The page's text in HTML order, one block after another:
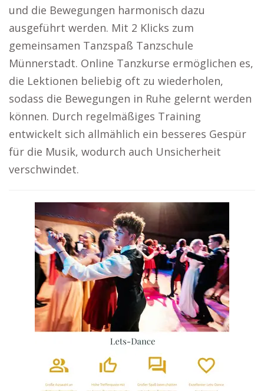
und die Bewegungen harmonisch dazu
ausgeführt werden. Mit 2 Klicks zum
gemeinsamen Tanzspaß Tanzschule
Münnerstadt. Online Tanzkurse ermöglichen es,
die Lektionen beliebig oft zu wiederholen,
sodass die Bewegungen in Ruhe gelernt werden
können. Durch regelmäßiges Training
entwickelt sich allmählich ein besseres Gespür
für die Musik, wodurch auch Unsicherheit
verschwindet.